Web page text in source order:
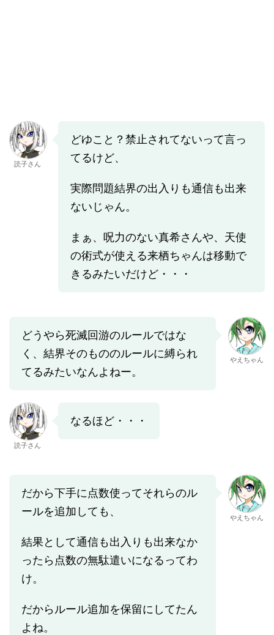
読子さん
どゆこと？禁止されてないって言っ
てるけど、
実際問題結界の出入りも通信も出来
ないじゃん。
まぁ、呪力のない真希さんや、天使
の術式が使える来栖ちゃんは移動で
きるみたいだけど・・・
どうやら死滅回游のルールではな
く、結界そのもののルールに縛られ
てるみたいなんよねー。
やえちゃん
読子さん
なるほど・・・
だから下手に点数使ってそれらのル
ールを追加しても、
結果として通信も出入りも出来なか
ったら点数の無駄遣いになるってわ
け。
だからルール追加を保留にしてたん
よね。
やえちゃん